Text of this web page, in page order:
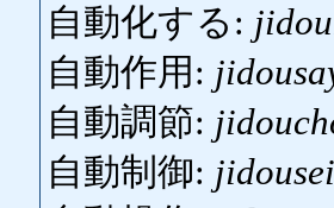
自動化する:
自動作用:
自動調節:
自動制御: